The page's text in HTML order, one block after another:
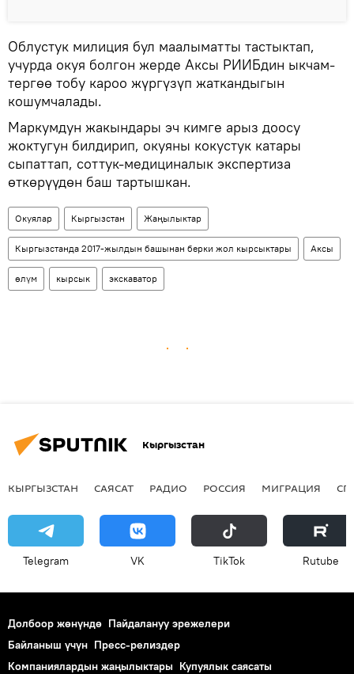
Облустук милиция бул маалыматты тастыктап,
учурда окуя болгон жерде Аксы РИИБдин ыкчам-
тергөө тобу кароо жүргүзүп жаткандыгын
кошумчалады.
Маркумдун жакындары эч кимге арыз доосу
жоктугун билдирип, окуяны кокустук катары
сыпаттап, соттук-медициналык экспертиза
өткөрүүдөн баш тартышкан.
Окуялар Кыргызстан Жаңылыктар
Кыргызстанда 2017-жылдын башынан берки жол кырсыктары Аксы
өлүм кырсык экскаватор
Кыргызстан
КЫРГЫЗСТАН САЯСАТ РАДИО РОССИЯ МИГРАЦИЯ
Telegram VK ТikТоk Rutube
Долбоор жөнүндө Пайдалануу эрежелери
Байланыш үчүн Пресс-релиздер
Компаниялардын жаңылыктары Купуялык саясаты